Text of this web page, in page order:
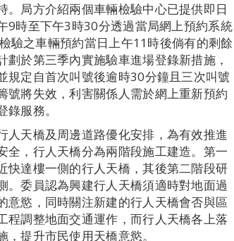
局方介紹兩個車輛檢驗中心已提供即日
9時至下午3時30分透過當局網上預約系統
之車輛預約當日上午11時後倘有的剩餘
於第三季內實施驗車進場登錄新措施，
規定自首次叫號後逾時30分鐘且三次叫號
將失效，利害關係人需於網上重新預約
服務。
天橋及周邊道路優化安排，為有效推進
，行人天橋分為兩階段施工建造。第一
快達樓一側的行人天橋，其後第二階段研
委員認為興建行人天橋須適時對地面過
意慾，同時關注新建的行人天橋會否與區
程調整地面交通運作，而行人天橋各上落
提升市民使用天橋意慾。